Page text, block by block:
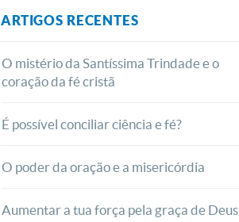
ARTIGOS RECENTES
O mistério da Santíssima Trindade e o
coração da fé cristã
É possível conciliar ciência e fé?
O poder da oração e a misericórdia
Aumentar a tua força pela graça de Deus